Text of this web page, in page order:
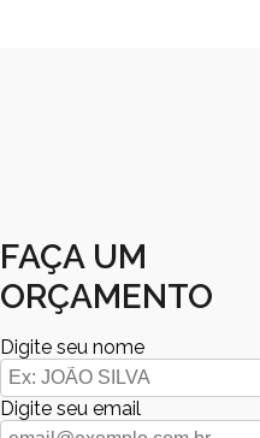
FAÇA UM
ORÇAMENTO
Digite seu nome
Digite seu email